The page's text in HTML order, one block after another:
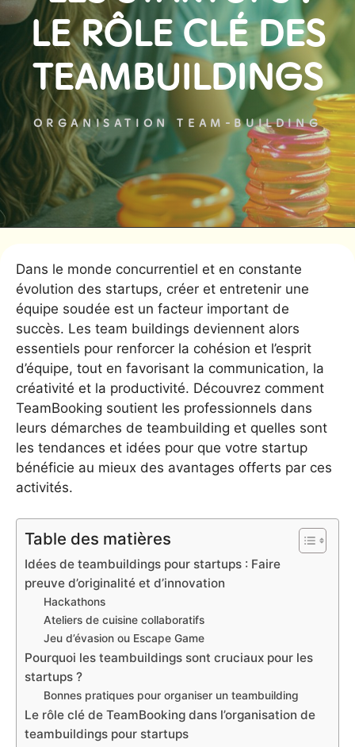
LE RÔLE CLÉ DES
TEAMBUILDINGS
ORGANISATION TEAM-BUILDING
Dans le monde concurrentiel et en constante
évolution des startups, créer et entretenir une
équipe soudée est un facteur important de
succès. Les team buildings deviennent alors
essentiels pour renforcer la cohésion et l’esprit
d’équipe, tout en favorisant la communication, la
créativité et la productivité. Découvrez comment
TeamBooking soutient les professionnels dans
leurs démarches de teambuilding et quelles sont
les tendances et idées pour que votre startup
bénéficie au mieux des avantages offerts par ces
activités.
Table des matières
Idées de teambuildings pour startups : Faire
preuve d’originalité et d’innovation
Hackathons
Ateliers de cuisine collaboratifs
Jeu d’évasion ou Escape Game
Pourquoi les teambuildings sont cruciaux pour les
startups ?
Bonnes pratiques pour organiser un teambuilding
Le rôle clé de TeamBooking dans l’organisation de
teambuildings pour startups